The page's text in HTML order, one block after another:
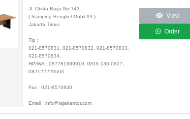
Jl. Otista Raya No 143
( Samping Bengkel Mobil 99 )
Jakarta Timur.
Tlp :
021-8570831, 021-8570832, 021-8570833,
021-8570834,
HP/WA : 087781999910, 0816 136 0607,
082122220503
Fax : 021-8570830
Email : info@rajakantor.com
View
Order